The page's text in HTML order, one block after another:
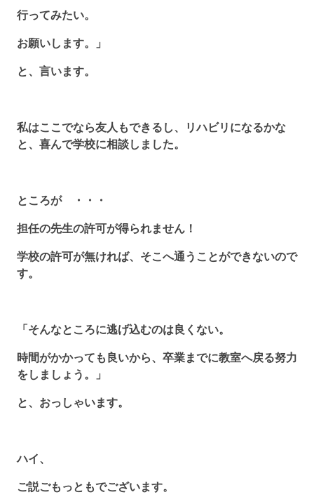
行ってみたい。
お願いします。」
と、言います。
私はここでなら友人もできるし、リハビリになるかな
と、喜んで学校に相談しました。
ところが ・・・
担任の先生の許可が得られません！
学校の許可が無ければ、そこへ通うことができないので
す。
「そんなところに逃げ込むのは良くない。
時間がかかっても良いから、卒業までに教室へ戻る努力
をしましょう。」
と、おっしゃいます。
ハイ、
ご説ごもっともでございます。